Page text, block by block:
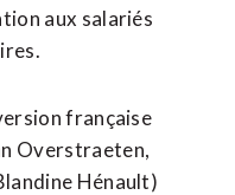
aux salariés
française
Overstraeten,
Hénault)